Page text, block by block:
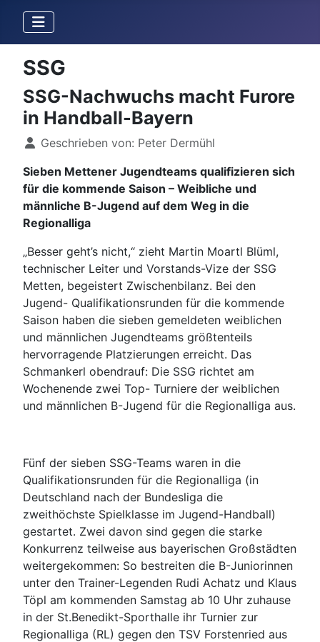
SSG
SSG-Nachwuchs macht Furore
in Handball-Bayern
DetailsGeschrieben von: Peter Dermühl
Sieben Mettener Jugendteams qualifizieren sich
für die kommende Saison – Weibliche und
männliche B-Jugend auf dem Weg in die
Regionalliga
„Besser geht’s nicht,“ zieht Martin Moartl Blüml,
technischer Leiter und Vorstands-Vize der SSG
Metten, begeistert Zwischenbilanz. Bei den
Jugend- Qualifikationsrunden für die kommende
Saison haben die sieben gemeldeten weiblichen
und männlichen Jugendteams größtenteils
hervorragende Platzierungen erreicht. Das
Schmankerl obendrauf: Die SSG richtet am
Wochenende zwei Top- Turniere der weiblichen
und männlichen B-Jugend für die Regionalliga aus.
Fünf der sieben SSG-Teams waren in die
Qualifikationsrunden für die Regionalliga (in
Deutschland nach der Bundesliga die
zweithöchste Spielklasse im Jugend-Handball)
gestartet. Zwei davon sind gegen die starke
Konkurrenz teilweise aus bayerischen Großstädten
weitergekommen: So bestreiten die B-Juniorinnen
unter den Trainer-Legenden Rudi Achatz und Klaus
Töpl am kommenden Samstag ab 10 Uhr zuhause
in der St.Benedikt-Sporthalle ihr Turnier zur
Regionalliga (RL) gegen den TSV Forstenried aus